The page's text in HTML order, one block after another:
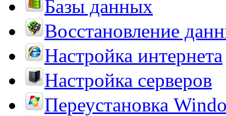
Базы данных
Восстановление
Настройка интернета
Настройка серверов
Переустановка